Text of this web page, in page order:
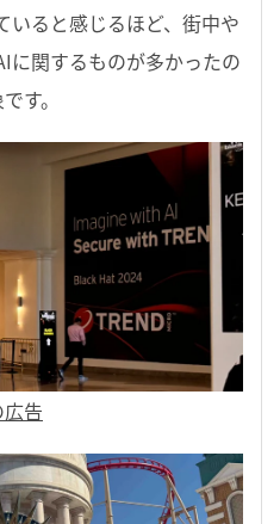
いると感じるほど、街中や
に関するものが多かったの
す。
告